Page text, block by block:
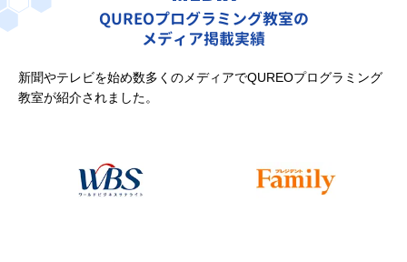
QUREOプログラミング教室の
メディア掲載実績
新聞やテレビを始め数多くのメディアでQUREOプログラミング
教室が紹介されました。